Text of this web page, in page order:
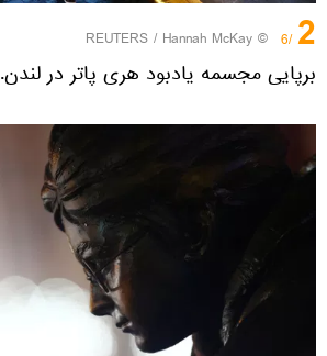
2
/6
©
REUTERS / Hannah McKay
برپایی مجسمه یادبود هری پاتر در لندن.